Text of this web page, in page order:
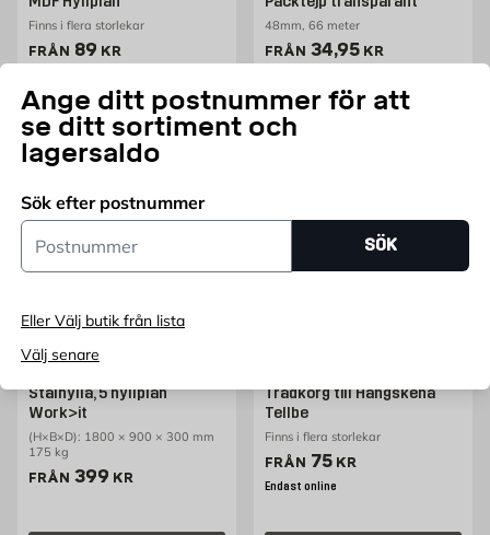
Ange ditt postnummer för att
se ditt sortiment och
lagersaldo
Sök efter postnummer
Postnummer
SÖK
Eller Välj butik från lista
Välj senare
Finns i flera storlekar
FRÅN Pris 89 kr
89 KR
Fler varianter
48mm, 66 meter
FRÅN Pris 34.95 kr
34,95 KR
Lägg i varukorg
MILLARCO
Stålhylla, 5 hyllplan
Work>it
(H×B×D): 1800 × 900 × 300 mm
175 kg
FRÅN Pris 399 kr
399 KR
Trådkorg till Hängskena
Tellbe
Finns i flera storlekar
FRÅN Pris 75 kr
75 KR
Endast online